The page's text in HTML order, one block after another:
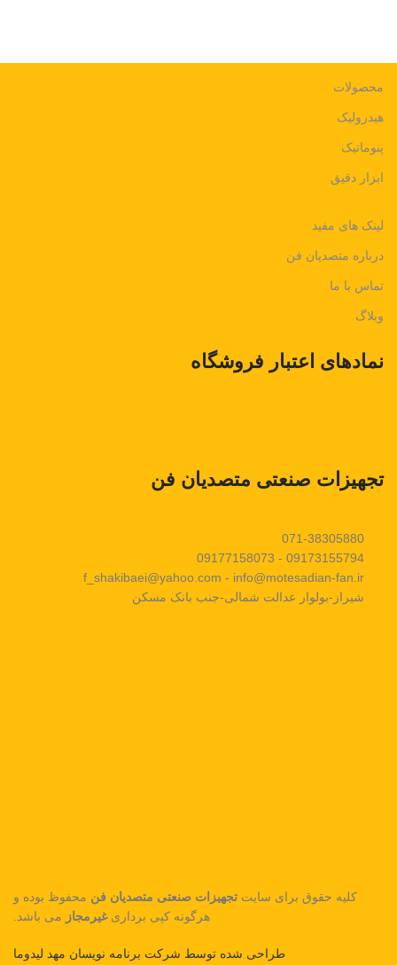
محصولات
هیدرولیک
پنوماتیک
ابزار دقیق
لینک های مفید
درباره متصدیان فن
تماس با ما
وبلاگ
نمادهای اعتبار فروشگاه
تجهیزات صنعتی متصدیان فن
071-38305880
09173155794 - 09177158073
f_shakibaei@yahoo.com - info@motesadian-fan.ir
شیراز-بولوار عدالت شمالی-جنب بانک مسکن
کلیه حقوق برای سایت تجهیزات صنعتی متصدیان فن محفوظ بوده و
هرگونه کپی برداریغیرمجاز می باشد.
طراحی شده توسط شرکت برنامه نویسان مهد لیدوما